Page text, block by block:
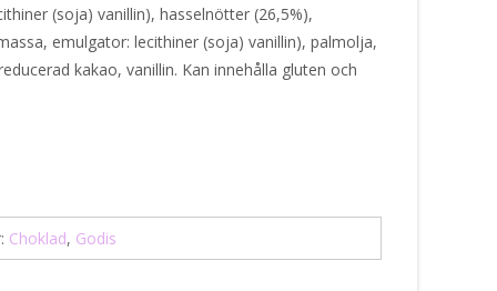
(soja) vanillin), hasselnötter (26,5%),
emulgator: lecithiner (soja) vanillin), palmolja,
kakao, vanillin. Kan innehålla gluten och
Choklad, Godis